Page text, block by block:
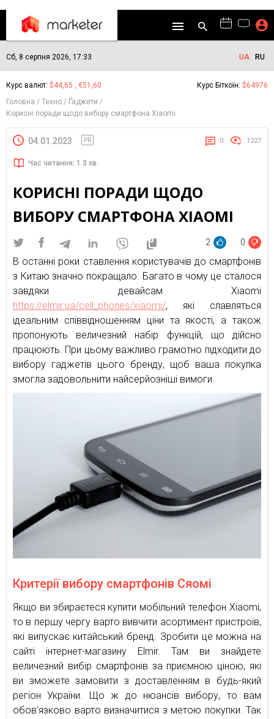
Сб, 8 серпня 2026, 17:33 UA RU
Курс валют: $44,65 , €51,60 Курс Біткоїн: $64976
Головна
Техно
Ґаджети
Корисні поради щодо вибору смартфона Xiaomi
04.01.2023 PR 0 1227
Час читання: 1.3 хв.
КОРИСНІ ПОРАДИ ЩОДО
ВИБОРУ СМАРТФОНА XIAOMI
2 0
В останні роки ставлення користувачів до смартфонів
з Китаю значно покращало. Багато в чому це сталося
завдяки девайсам Xiaomi
https://elmir.ua/cell_phones/xiaomi/, які славляться
ідеальним співвідношенням ціни та якості, а також
пропонують величезний набір функцій, що дійсно
працюють. При цьому важливо грамотно підходити до
вибору гаджетів цього бренду, щоб ваша покупка
змогла задовольнити найсерйозніші вимоги.
Критерії вибору смартфонів Сяомі
Якщо ви збираєтеся купити мобільний телефон Xiaomi,
то в першу чергу варто вивчити асортимент пристроїв,
які випускає китайський бренд. Зробити це можна на
сайті інтернет-магазину Elmir. Там ви знайдете
величезний вибір смартфонів за приємною ціною, які
ви зможете замовити з доставленням в будь-який
регіон України. Що ж до нюансів вибору, то вам
обов’язково варто визначитися з метою покупки. Так